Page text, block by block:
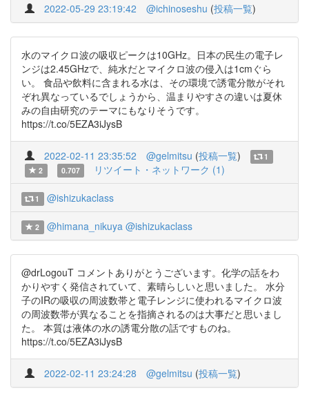
2022-05-29 23:19:42 @ichinoseshu (投稿一覧)
水のマイクロ波の吸収ピークは10GHz。日本の民生の電子レ
ンジは2.45GHzで、純水だとマイクロ波の侵入は1cmぐら
い。 食品や飲料に含まれる水は、その環境で誘電分散がそれ
ぞれ異なっているでしょうから、温まりやすさの違いは夏休
みの自由研究のテーマにもなりそうです。
https://t.co/5EZA3iJysB
2022-02-11 23:35:52 @gelmitsu (投稿一覧)
1
2
0.707 リツイート・ネットワーク (1)
1 @ishizukaclass
2 @himana_nikuya @ishizukaclass
@drLogouT コメントありがとうございます。化学の話をわ
かりやすく発信されていて、素晴らしいと思いました。 水分
子のIRの吸収の周波数帯と電子レンジに使われるマイクロ波
の周波数帯が異なることを指摘されるのは大事だと思いまし
た。 本質は液体の水の誘電分散の話ですものね。
https://t.co/5EZA3iJysB
2022-02-11 23:24:28 @gelmitsu (投稿一覧)